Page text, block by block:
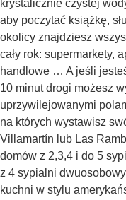
krystalicznie czystej
aby poczytać książkę,
okolicy znajdziesz
cały rok: supermarkety,
handlowe … A jeśli
10 minut drogi możesz
uprzywilejowanymi
na których wystawisz
Villamartín lub Las
domów z 2,3,4 i do 5
z 4 sypialni
kuchni w stylu